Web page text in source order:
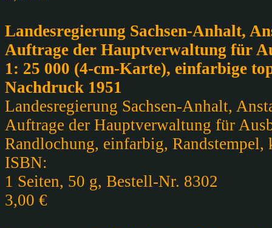
Landesregierung Sachsen-Anhalt,
Auftrage der Hauptverwaltung für
1: 25 000 (4-cm-Karte), einfarbige
Nachdruck 1951
Landesregierung Sachsen-Anhalt,
Auftrage der Hauptverwaltung für
Randlochung, einfarbig,
ISBN:
1 Seiten, 50 g, Bestell-Nr. 8302
3,00 €